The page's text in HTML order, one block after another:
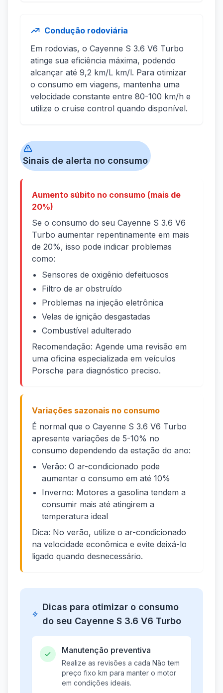
Condução rodoviária
Em rodovias, o Cayenne S 3.6 V6 Turbo
atinge sua eficiência máxima, podendo
alcançar até 9,2 km/L km/l. Para otimizar
o consumo em viagens, mantenha uma
velocidade constante entre 80-100 km/h e
utilize o cruise control quando disponível.
Sinais de alerta no consumo
Aumento súbito no consumo (mais de
20%)
Se o consumo do seu Cayenne S 3.6 V6
Turbo aumentar repentinamente em mais
de 20%, isso pode indicar problemas
como:
Sensores de oxigênio defeituosos
Filtro de ar obstruído
Problemas na injeção eletrônica
Velas de ignição desgastadas
Combustível adulterado
Recomendação: Agende uma revisão em
uma oficina especializada em veículos
Porsche para diagnóstico preciso.
Variações sazonais no consumo
É normal que o Cayenne S 3.6 V6 Turbo
apresente variações de 5-10% no
consumo dependendo da estação do ano:
Verão: O ar-condicionado pode
aumentar o consumo em até 10%
Inverno: Motores a gasolina tendem a
consumir mais até atingirem a
temperatura ideal
Dica: No verão, utilize o ar-condicionado
na velocidade econômica e evite deixá-lo
ligado quando desnecessário.
Dicas para otimizar o consumo
do seu Cayenne S 3.6 V6 Turbo
Manutenção preventiva
Realize as revisões a cada Não tem
preço fixo km para manter o motor
em condições ideais.